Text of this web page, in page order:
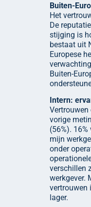
Buiten-
Het
De
stijging is
bestaat uit
Europese
Buiten-
Intern:
vorige
(56%). 16%
mijn
onder
verschillen
werkgever.
vertrouwen
lager.